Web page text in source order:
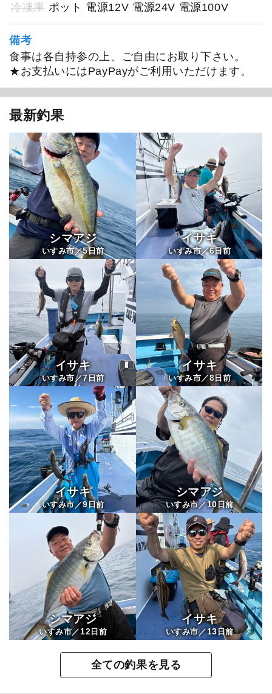
冷凍庫 ポット 電源12V 電源24V 電源100V
備考
食事は各自持参の上、ご自由にお取り下さい。
★お支払いにはPayPayがご利用いただけます。
最新釣果
シマアジ
いすみ市／5日前
イサキ
いすみ市／6日前
イサキ
いすみ市／7日前
イサキ
いすみ市／8日前
イサキ
いすみ市／9日前
シマアジ
いすみ市／10 日前
シマアジ
いすみ市／ 12日前
イサキ
いすみ市／ 13日前
全ての釣果を見る
第三松栄丸